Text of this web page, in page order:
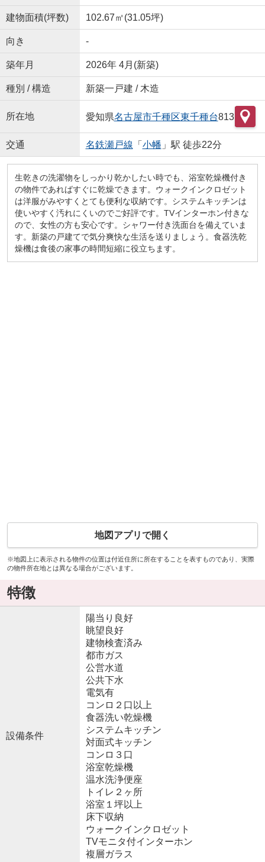
建物面積(坪数) 102.67㎡(31.05坪)
向き -
築年月 2026年 4月(新築)
種別 / 構造 新築一戸建 / 木造
所在地 愛知県名古屋市千種区東千種台813
交通 名鉄瀬戸線 「 小幡 」駅 徒歩22分
生乾きの洗濯物をしっかり乾かしたい時でも、浴室乾燥機付き
の物件であればすぐに乾燥できます。ウォークインクロゼット
は洋服がみやすくとても便利な収納です。システムキッチンは
使いやすく汚れにくいのでご好評です。TVインターホン付きな
ので、女性の方も安心です。シャワー付き洗面台を備えていま
す。新築の戸建てで気分爽快な生活を送りましょう。食器洗乾
燥機は食後の家事の時間短縮に役立ちます。
地図アプリで開く
※地図上に表示される物件の位置は付近住所に所在することを表すものであり、実際
の物件所在地とは異なる場合がございます。
特徴
設備条件
陽当り良好
眺望良好
建物検査済み
都市ガス
公営水道
公共下水
電気有
コンロ２口以上
食器洗い乾燥機
システムキッチン
対面式キッチン
コンロ３口
浴室乾燥機
温水洗浄便座
トイレ２ヶ所
浴室１坪以上
床下収納
ウォークインクロゼット
TVモニタ付インターホン
複層ガラス